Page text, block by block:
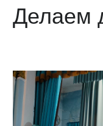
Делаем